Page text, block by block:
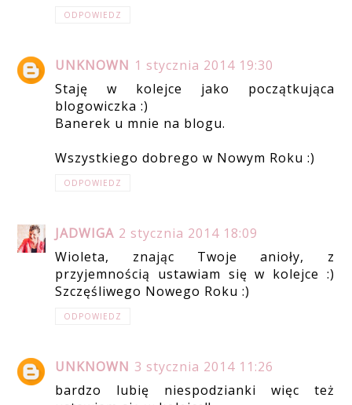
ODPOWIEDZ
UNKNOWN 1 stycznia 2014 19:30
Staję w kolejce jako początkująca
blogowiczka :)
Banerek u mnie na blogu.
Wszystkiego dobrego w Nowym Roku :)
ODPOWIEDZ
JADWIGA 2 stycznia 2014 18:09
Wioleta, znając Twoje anioły, z
przyjemnością ustawiam się w kolejce :)
Szczęśliwego Nowego Roku :)
ODPOWIEDZ
UNKNOWN 3 stycznia 2014 11:26
bardzo lubię niespodzianki więc też